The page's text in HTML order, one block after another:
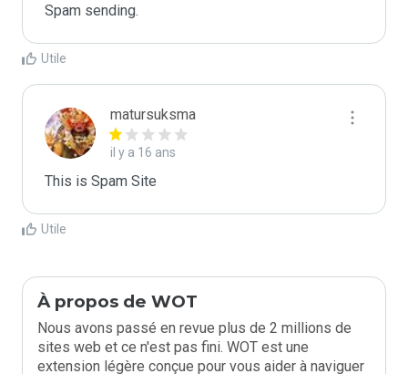
Spam sending.
Utile
matursuksma
il y a 16 ans
This is Spam Site
Utile
À propos de WOT
Nous avons passé en revue plus de 2 millions de
sites web et ce n'est pas fini. WOT est une
extension légère conçue pour vous aider à naviguer